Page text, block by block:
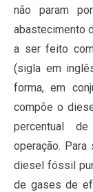
não param
abastecimento
a ser feito
(sigla em
forma, em
compõe o
percentual
operação.
diesel fóssil
de gases de